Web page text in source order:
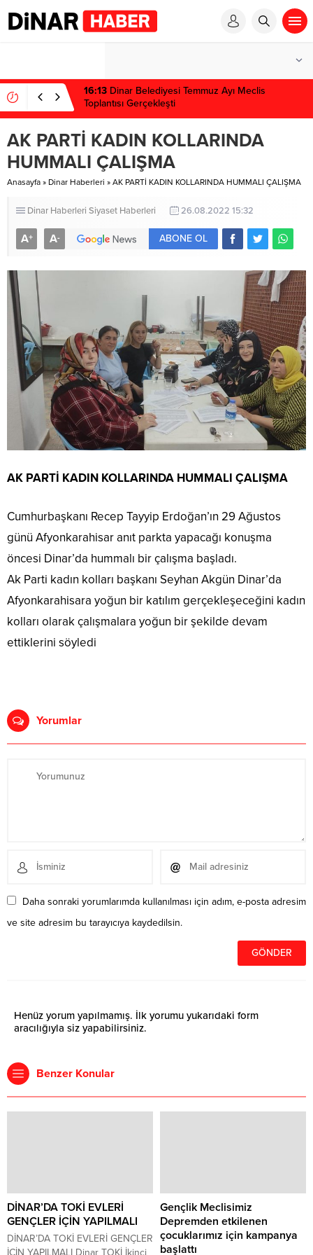
16:13 Dinar Belediyesi Temmuz Ayı Meclis
Toplantısı Gerçekleşti
AK PARTİ KADIN KOLLARINDA
HUMMALI ÇALIŞMA
Anasayfa » Dinar Haberleri » AK PARTİ KADIN KOLLARINDA HUMMALI ÇALIŞMA
Dinar Haberleri Siyaset Haberleri 26.08.2022 15:32
A+ A- ABONE OL
AK PARTİ KADIN KOLLARINDA HUMMALI ÇALIŞMA
Cumhurbaşkanı Recep Tayyip Erdoğan’ın 29 Ağustos
günü Afyonkarahisar anıt parkta yapacağı konuşma
öncesi Dinar’da hummalı bir çalışma başladı.
Ak Parti kadın kolları başkanı Seyhan Akgün Dinar’da
Afyonkarahisara yoğun bir katılım gerçekleşeceğini kadın
kolları olarak çalışmalara yoğun bir şekilde devam
ettiklerini söyledi
Yorumlar
Daha sonraki yorumlarımda kullanılması için adım, e-posta adresim
ve site adresim bu tarayıcıya kaydedilsin.
Henüz yorum yapılmamış. İlk yorumu yukarıdaki form
aracılığıyla siz yapabilirsiniz.
Benzer Konular
DİNAR’DA TOKİ EVLERİ
GENÇLER İÇİN YAPILMALI
DİNAR’DA TOKİ EVLERİ GENÇLER
Gençlik Meclisimiz
Depremden etkilenen
çocuklarımız için kampanya
başlattı